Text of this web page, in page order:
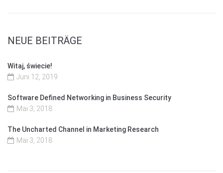
NEUE BEITRÄGE
Witaj, świecie!
Juni 12, 2019
Software Defined Networking in Business Security
Mai 3, 2018
The Uncharted Channel in Marketing Research
Mai 3, 2018